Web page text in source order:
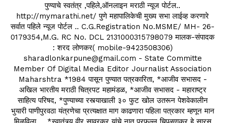
पुण्याचे स्वतंत्र ,पहिले,ऑनलाइन मराठी न्यूज पोर्टल..
http://mymarathi.net/ पुणे महापालिकेची मुख्य सभा लाईव्ह करणारे
सर्वात पहिले न्यूज पोर्टल .. C.G.Registration No.MSME/ MH- 26-
0179354,M.G. RC No. DCL 2131000315798079 मालक-संपादक
: शरद लोणकर( mobile-9423508306)
sharadlonkarpune@gmail.com - State Committe
Member Of Digital Media Editor Journalist Association
Maharshtra *1984 पासून पुण्यात पत्रकारिता, *आजीव सभासद -
अखिल भारतीय मराठी चित्रपट महामंडळ, *आजीव सभासद - महाराष्ट्र
साहित्य परिषद, *पुण्याच्या रस्त्याखाली ३० फुट खोल उतरून पेशवेकालीन
भुयारी पाणीपुरवठा यंत्रणेचा प्रत्यक्षात माग काढणारा पहिला पत्रकार म्हणून मान